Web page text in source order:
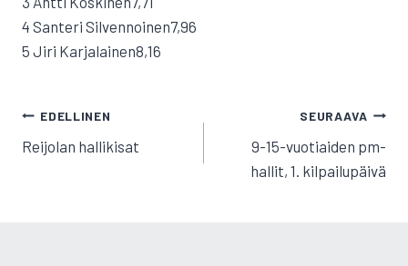
4 Santeri Silvennoinen7,96
5 Jiri Karjalainen8,16
ARTIKKELIEN
SELAUS
EDELLINEN
Reijolan hallikisat
SEURAAVA
9-15-vuotiaiden pm-
hallit, 1. kilpailupäivä